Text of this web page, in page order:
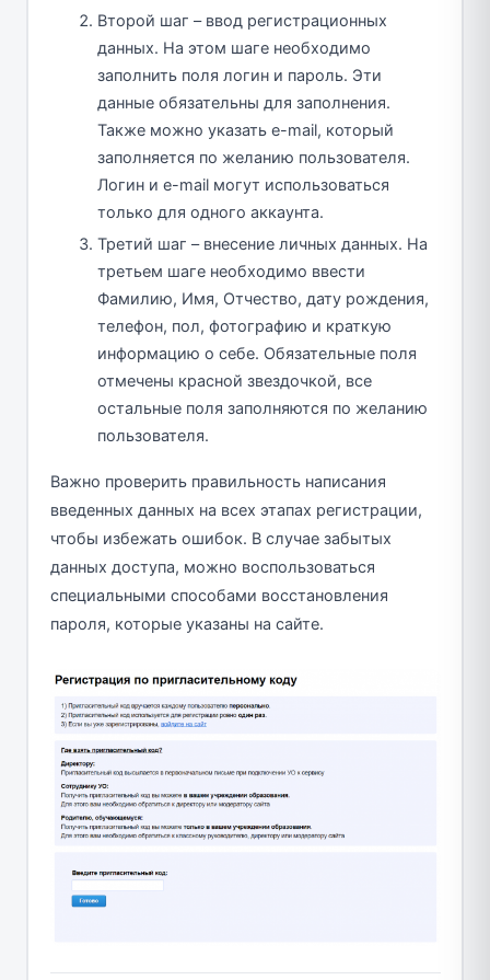
Второй шаг – ввод регистрационных
данных. На этом шаге необходимо
заполнить поля логин и пароль. Эти
данные обязательны для заполнения.
Также можно указать e-mail, который
заполняется по желанию пользователя.
Логин и e-mail могут использоваться
только для одного аккаунта.
Третий шаг – внесение личных данных. На
третьем шаге необходимо ввести
Фамилию, Имя, Отчество, дату рождения,
телефон, пол, фотографию и краткую
информацию о себе. Обязательные поля
отмечены красной звездочкой, все
остальные поля заполняются по желанию
пользователя.
Важно проверить правильность написания
введенных данных на всех этапах регистрации,
чтобы избежать ошибок. В случае забытых
данных доступа, можно воспользоваться
специальными способами восстановления
пароля, которые указаны на сайте.